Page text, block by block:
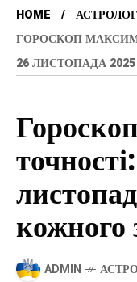
HOME
ГОРОСКОП
26 ЛИСТОПАДА
кожного
ADMIN